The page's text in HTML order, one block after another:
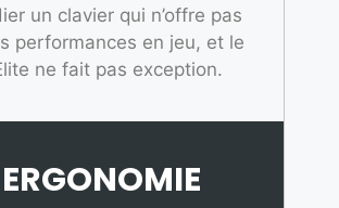
un clavier qui n’offre pas
performances en jeu, et le
ne fait pas exception.